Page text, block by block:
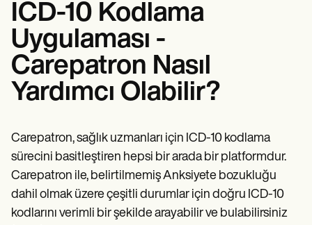
ICD-10 Kodlama
Uygulaması -
Carepatron Nasıl
Yardımcı Olabilir?
Carepatron, sağlık uzmanları için ICD-10 kodlama
sürecini basitleştiren hepsi bir arada bir platformdur.
Carepatron ile, belirtilmemiş Anksiyete bozukluğu
dahil olmak üzere çeşitli durumlar için doğru ICD-10
kodlarını verimli bir şekilde arayabilir ve bulabilirsiniz